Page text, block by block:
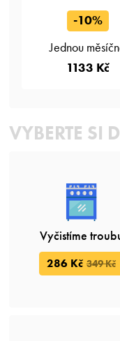
-10%
Jednou
1133 Kč
VYBERTE SI
Vyčistíme
286 Kč 349 Kč